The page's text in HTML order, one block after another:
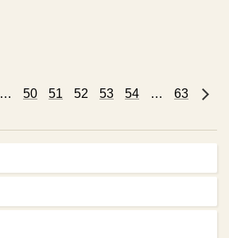
« 前へ
… 50 51 52 53 54 …
63